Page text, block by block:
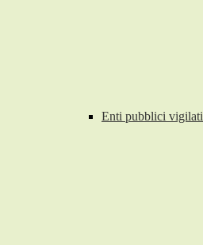
Enti pubblici vigilati